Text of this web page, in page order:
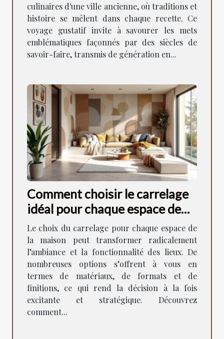
culinaires d'une ville ancienne, où traditions et
histoire se mêlent dans chaque recette. Ce
voyage gustatif invite à savourer les mets
emblématiques façonnés par des siècles de
savoir-faire, transmis de génération en...
Comment choisir le carrelage
idéal pour chaque espace de
votre maison ?
Le choix du carrelage pour chaque espace de
la maison peut transformer radicalement
l’ambiance et la fonctionnalité des lieux. De
nombreuses options s’offrent à vous en
termes de matériaux, de formats et de
finitions, ce qui rend la décision à la fois
excitante et stratégique. Découvrez
comment...